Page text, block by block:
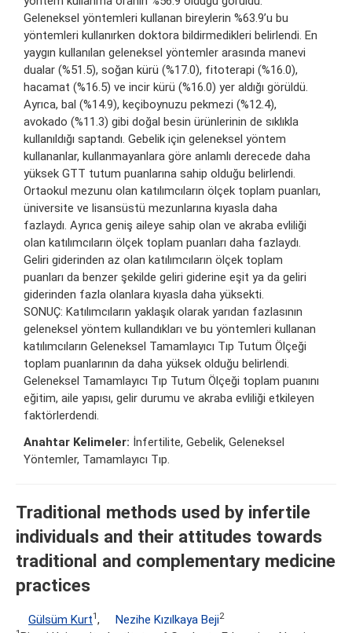
Geleneksel yöntemleri kullanan bireylerin %63.9’u bu
yöntemleri kullanırken doktora bildirmedikleri belirlendi. En
yaygın kullanılan geleneksel yöntemler arasında manevi
dualar (%51.5), soğan kürü (%17.0), fitoterapi (%16.0),
hacamat (%16.5) ve incir kürü (%16.0) yer aldığı görüldü.
Ayrıca, bal (%14.9), keçiboynuzu pekmezi (%12.4),
avokado (%11.3) gibi doğal besin ürünlerinin de sıklıkla
kullanıldığı saptandı. Gebelik için geleneksel yöntem
kullananlar, kullanmayanlara göre anlamlı derecede daha
yüksek GTT tutum puanlarına sahip olduğu belirlendi.
Ortaokul mezunu olan katılımcıların ölçek toplam puanları,
üniversite ve lisansüstü mezunlarına kıyasla daha
fazlaydı. Ayrıca geniş aileye sahip olan ve akraba evliliği
olan katılımcıların ölçek toplam puanları daha fazlaydı.
Geliri giderinden az olan katılımcıların ölçek toplam
puanları da benzer şekilde geliri giderine eşit ya da geliri
giderinden fazla olanlara kıyasla daha yüksekti.
SONUÇ: Katılımcıların yaklaşık olarak yarıdan fazlasının
geleneksel yöntem kullandıkları ve bu yöntemleri kullanan
katılımcıların Geleneksel Tamamlayıcı Tıp Tutum Ölçeği
toplam puanlarının da daha yüksek olduğu belirlendi.
Geleneksel Tamamlayıcı Tıp Tutum Ölçeği toplam puanını
eğitim, aile yapısı, gelir durumu ve akraba evliliği etkileyen
faktörlerdendi.
Anahtar Kelimeler: İnfertilite, Gebelik, Geleneksel
Yöntemler, Tamamlayıcı Tıp.
Traditional methods used by infertile
individuals and their attitudes towards
traditional and complementary medicine
practices
Gülsüm Kurt1 , Nezihe Kızılkaya Beji2